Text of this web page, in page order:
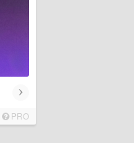
›
PRO